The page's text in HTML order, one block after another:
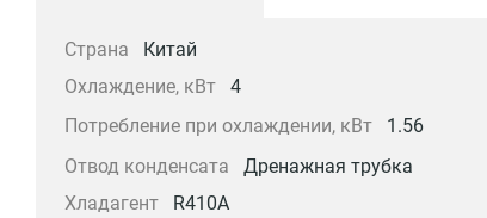
Страна Китай
Охлаждение, кВт
4
Потребление при охлаждении, кВт
1.56
Отвод конденсата
Дренажная трубка
Хладагент
R410A